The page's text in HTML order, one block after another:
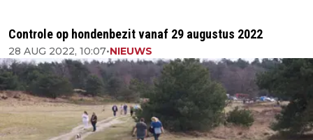
Controle op hondenbezit vanaf 29 augustus 2022
28 AUG 2022, 10:07•NIEUWS